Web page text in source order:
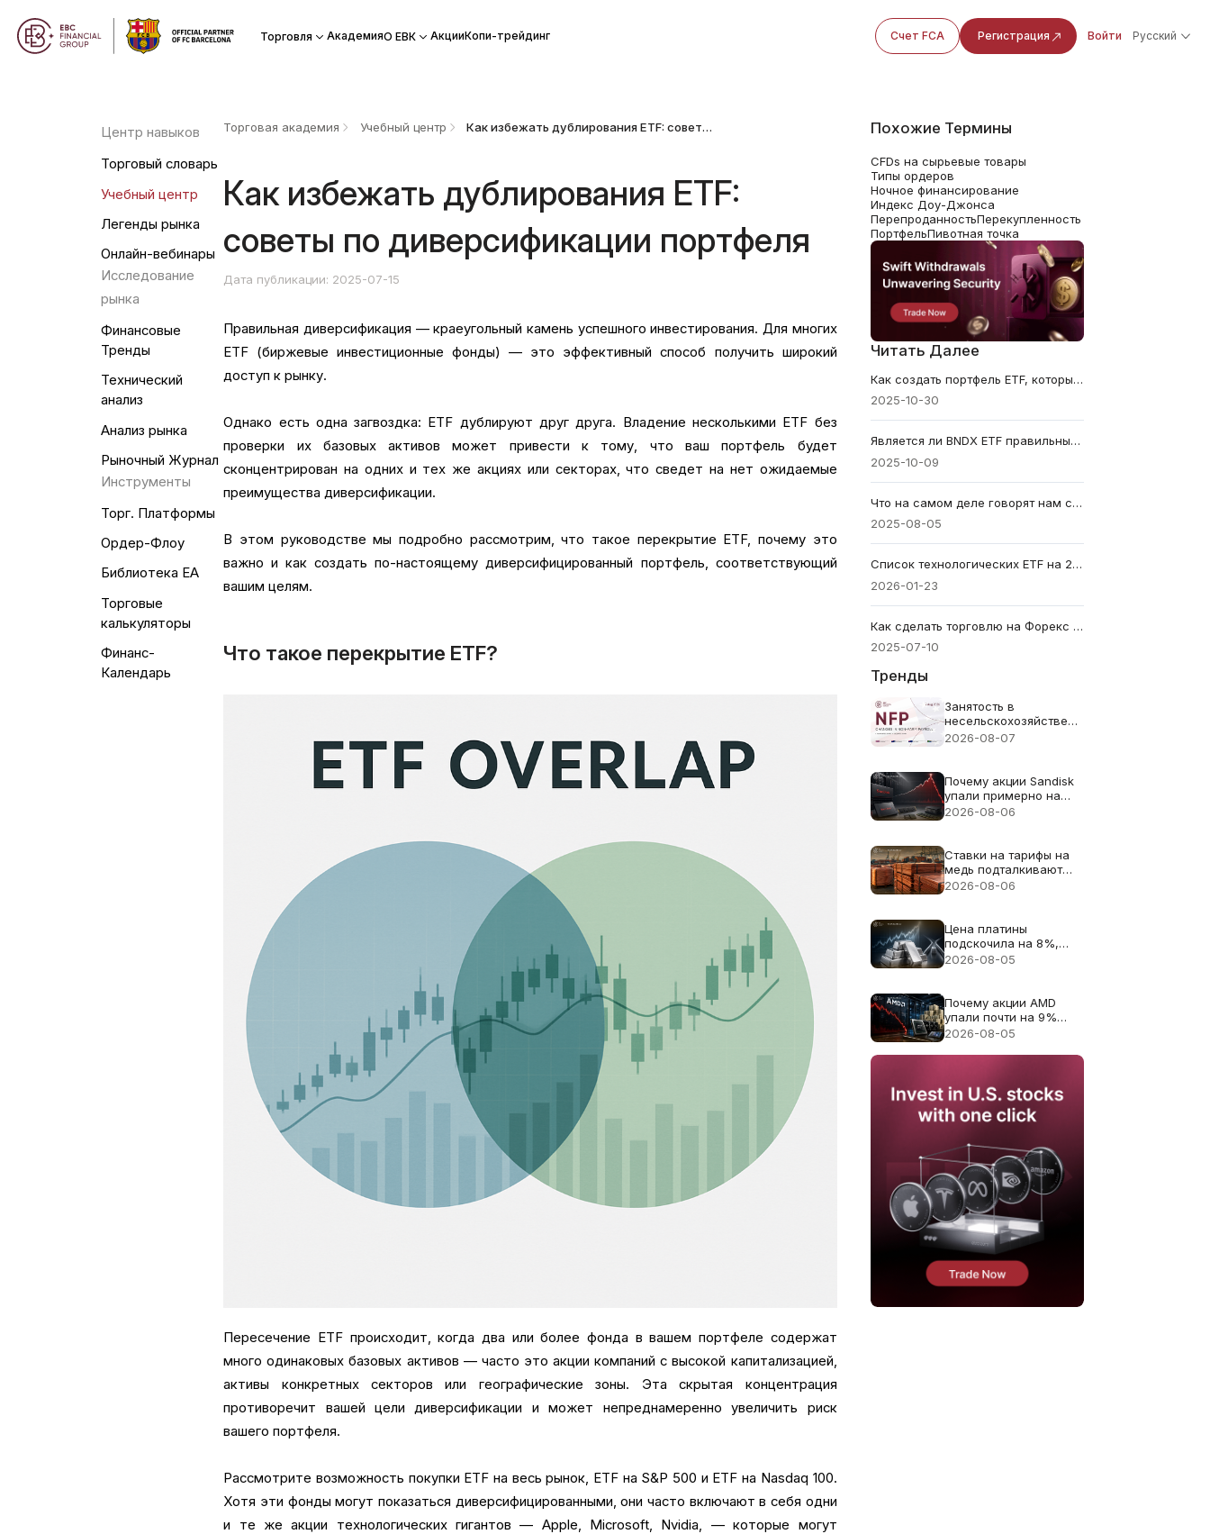
Торговля АкадемияО ЕВК АкцииКопи-трейдинг Счет FCA Регистрация Войти Русский
Центр навыков
Торговый словарь
Учебный центр
Легенды рынка
Онлайн-вебинары
Исследование
рынка
Финансовые
Тренды
Технический
анализ
Анализ рынка
Рыночный Журнал
Инструменты
Торг. Платформы
Ордер-Флоу
Библиотека EA
Торговые
калькуляторы
Финанс-
Календарь
Торговая академия Учебный центр Как избежать дублирования ETF: советы по диверсификации портфеля
Как избежать дублирования ETF:
советы по диверсификации портфеля
Дата публикации: 2025-07-15
Правильная диверсификация — краеугольный камень успешного инвестирования. Для многих
ETF (биржевые инвестиционные фонды) — это эффективный способ получить широкий
доступ к рынку.
Однако есть одна загвоздка: ETF дублируют друг друга. Владение несколькими ETF без
проверки их базовых активов может привести к тому, что ваш портфель будет
сконцентрирован на одних и тех же акциях или секторах, что сведет на нет ожидаемые
преимущества диверсификации.
В этом руководстве мы подробно рассмотрим, что такое перекрытие ETF, почему это
важно и как создать по-настоящему диверсифицированный портфель, соответствующий
вашим целям.
Что такое перекрытие ETF?
Пересечение ETF происходит, когда два или более фонда в вашем портфеле содержат
много одинаковых базовых активов — часто это акции компаний с высокой капитализацией,
активы конкретных секторов или географические зоны. Эта скрытая концентрация
противоречит вашей цели диверсификации и может непреднамеренно увеличить риск
вашего портфеля.
Рассмотрите возможность покупки ETF на весь рынок, ETF на S&P 500 и ETF на Nasdaq 100.
Хотя эти фонды могут показаться диверсифицированными, они часто включают в себя одни
и те же акции технологических гигантов — Apple, Microsoft, Nvidia, — которые могут
Похожие Термины
CFDs на сырьевые товары
Типы ордеров
Ночное финансирование
Индекс Доу-Джонса
ПерепроданностьПерекупленность
ПортфельПивотная точка
Читать Далее
Как создать портфель ETF, который подойдет именно вам
2025-10-30
Является ли BNDX ETF правильным выбором для глобальной диверсификации облигаций?
2025-10-09
Что на самом деле говорят нам символы акций? Узнайте здесь.
2025-08-05
Список технологических ETF на 2026 год: 10 лучших вариантов.
2026-01-23
Как сделать торговлю на Форекс прибыльной — мышление и стратегия
2025-07-10
Тренды
Занятость в
несельскохозяйственном
секторе (NFP) за июль
57 тыс. Прогноз: 83
тыс.
2026-08-07
Почему акции Sandisk
упали примерно на
13% несмотря на
2026-08-06
Ставки на тарифы на
медь подталкивают
цену меди к рекорду
2026-08-06
Цена платины
подскочила на 8%,
поскольку дефицит
внимания
2026-08-05
Почему акции AMD
упали почти на 9%
несмотря на
2026-08-05